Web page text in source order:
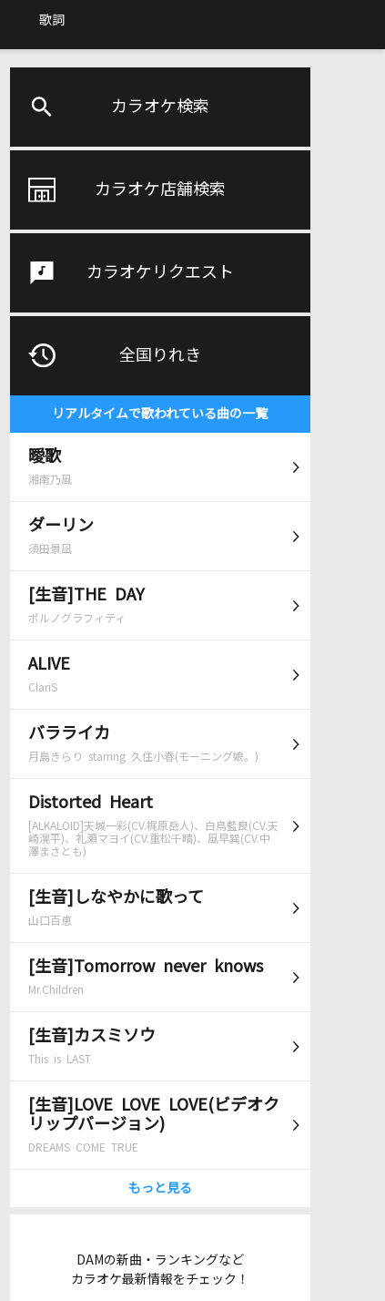
歌詞
カラオケ検索
カラオケ店舗検索
カラオケリクエスト
全国りれき
リアルタイムで歌われている曲の一覧
曖歌
湘南乃風
ダーリン
須田景凪
[生音]THE DAY
ポルノグラフィティ
ALIVE
ClariS
バラライカ
月島きらり starring 久住小春(モーニング娘。)
Distorted Heart
[ALKALOID]天城一彩(CV.梶原岳人)、白鳥藍良(CV.天
崎滉平)、礼瀬マヨイ(CV.重松千晴)、風早巽(CV.中
澤まさとも)
[生音]しなやかに歌って
山口百恵
[生音]Tomorrow never knows
Mr.Children
[生音]カスミソウ
This is LAST
[生音]LOVE LOVE LOVE(ビデオク
リップバージョン)
DREAMS COME TRUE
もっと見る
DAMの新曲・ランキングなど
カラオケ最新情報をチェック！